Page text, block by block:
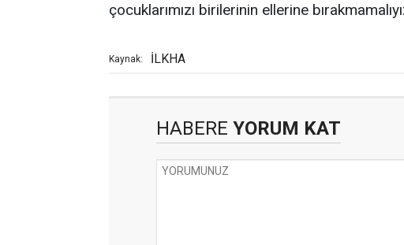
çocuklarımızı birilerinin ellerine
Kaynak: İLKHA
HABERE YORUM KAT